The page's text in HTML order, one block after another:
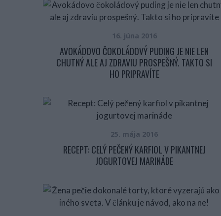
16. júna 2016
AVOKÁDOVO ČOKOLÁDOVÝ PUDING JE NIE LEN
CHUTNÝ ALE AJ ZDRAVIU PROSPEŠNÝ. TAKTO SI
HO PRIPRAVÍTE
25. mája 2016
RECEPT: CELÝ PEČENÝ KARFIOL V PIKANTNEJ
JOGURTOVEJ MARINÁDE